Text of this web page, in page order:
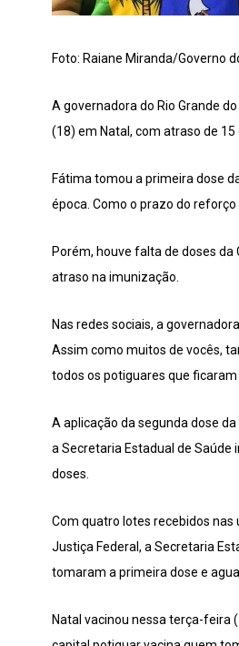
Foto: Raiane Miranda/Governo
A governadora do Rio Grande
(18) em Natal, com atraso de
Fátima tomou a primeira dose
época. Como o prazo do
Porém, houve falta de doses
atraso na imunização.
Nas redes sociais, a
Assim como muitos de vocês,
todos os potiguares que
A aplicação da segunda dose
a Secretaria Estadual de Saúde
doses.
Com quatro lotes recebidos
Justiça Federal, a Secretaria
tomaram a primeira dose e
Natal vacinou nessa terça-feira